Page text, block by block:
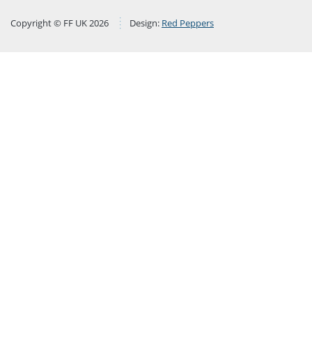
Copyright © FF UK 2026 Design: Red Peppers